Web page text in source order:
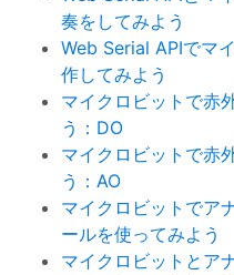
奏をしてみよう
Web Serial APIでマ
作してみよう
マイクロビットで赤
う：DO
マイクロビットで赤
う：AO
マイクロビットでア
ールを使ってみよう
マイクロビットとア